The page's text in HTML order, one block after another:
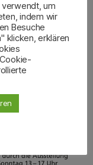
um
indem wir
Besuche
klicken, erklären